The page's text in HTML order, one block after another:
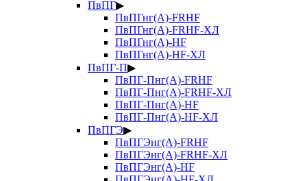
ПвПГ▶
ПвПГнг(А)-FRHF
ПвПГнг(А)-FRHF-ХЛ
ПвПГнг(А)-HF
ПвПГнг(А)-HF-ХЛ
ПвПГ-П▶
ПвПГ-Пнг(А)-FRHF
ПвПГ-Пнг(А)-FRHF-ХЛ
ПвПГ-Пнг(А)-HF
ПвПГ-Пнг(А)-HF-ХЛ
ПвПГЭ▶
ПвПГЭнг(А)-FRHF
ПвПГЭнг(А)-FRHF-ХЛ
ПвПГЭнг(А)-HF